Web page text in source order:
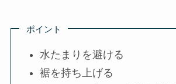
ポイント
水たまりを避ける
裾を持ち上げる